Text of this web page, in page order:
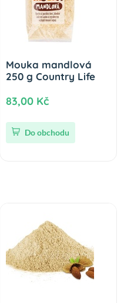
Mouka mandlová
250 g Country Life
83,00 Kč
Do obchodu